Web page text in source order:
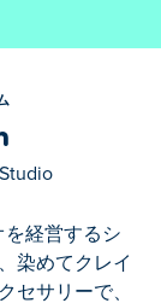
を経営するシ
染めてクレイ
セサリーで、